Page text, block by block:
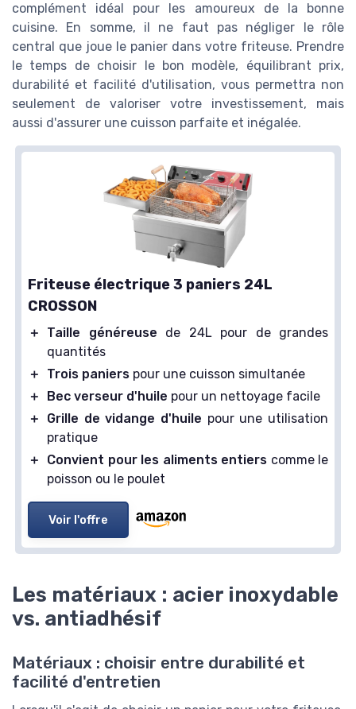
complément idéal pour les amoureux de la bonne
cuisine. En somme, il ne faut pas négliger le rôle
central que joue le panier dans votre friteuse. Prendre
le temps de choisir le bon modèle, équilibrant prix,
durabilité et facilité d'utilisation, vous permettra non
seulement de valoriser votre investissement, mais
aussi d'assurer une cuisson parfaite et inégalée.
Friteuse électrique 3 paniers 24L
CROSSON
＋ Taille généreuse de 24L pour de grandes
quantités
＋
Trois paniers pour une cuisson simultanée
＋
Bec verseur d'huile pour un nettoyage facile
＋
Grille de vidange d'huile pour une utilisation
pratique
＋
Convient pour les aliments entiers comme le
poisson ou le poulet
Voir l'offre
Les matériaux : acier inoxydable
vs. antiadhésif
Matériaux : choisir entre durabilité et
facilité d'entretien